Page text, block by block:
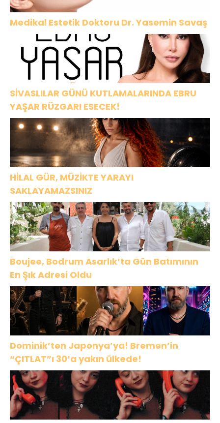
Medikal Estetik Doktoru Dr. Yasemin Savaş
SİVASLILAR GÜNÜ KUTLAMALARINDA EBRU
YAŞAR RÜZGARI ESECEK!
HİLAL GÜR, MÜZİKTE YARAYI
SAKLAYAMAZSINIZ
Boujee, Bodrum Asarlık’ta Gün Batımının
En Şık Adresi Oldu
Dominik’ten Japonya’ya! Bremen’in
“ÇITLAT”ı 30’a yakın ülkede!